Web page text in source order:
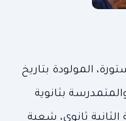
المولودة بتاريخ
تيارت والمتمدرسة بثانوية
ثانوي، شعبة